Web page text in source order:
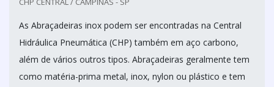
As Abraçadeiras inox podem ser encontradas na Central
Hidráulica Pneumática (CHP) também em aço carbono,
além de vários outros tipos. Abraçadeiras geralmente tem
como matéria-prima metal, inox, nylon ou plástico e tem